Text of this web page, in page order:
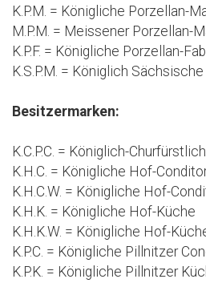
K.P.M. = Königliche Porzellan-
M.P.M. = Meissener Porzellan-
K.P.F. = Königliche Porzellan-
K.S.P.M. = Königlich
Besitzermarken:
K.C.P.C. = Königlich-
K.H.C. = Königliche Hof-
K.H.C.W. = Königliche Hof-
K.H.K. = Königliche Hof-Küche
K.H.K.W. = Königliche Hof-
K.P.C. = Königliche Pillnitzer
K.P.K. = Königliche Pillnitzer